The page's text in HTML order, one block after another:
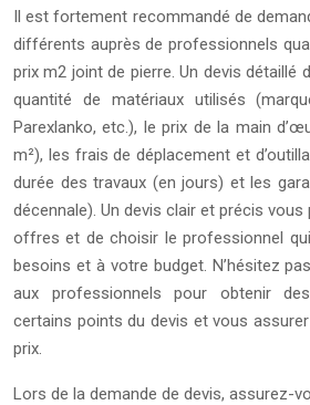
Il est fortement recommandé de
différents auprès de professionnels
prix m2 joint de pierre. Un devis détaillé
quantité de matériaux utilisés
Parexlanko, etc.), le prix de la main
m²), les frais de déplacement et
durée des travaux (en jours) et les
décennale). Un devis clair et précis
offres et de choisir le professionnel
besoins et à votre budget. N’hésitez
aux professionnels pour obtenir
certains points du devis et vous
prix.
Lors de la demande de devis, assurez-